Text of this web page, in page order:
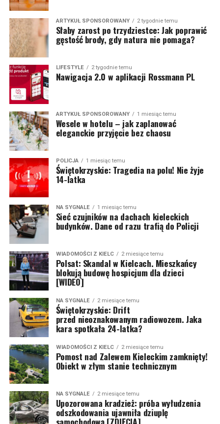
ARTYKUŁ SPONSOROWANY 2 tygodnie temu
Słaby zarost po trzydziestce: Jak poprawić
gęstość brody, gdy natura nie pomaga?
LIFESTYLE 2 tygodnie temu
Nawigacja 2.0 w aplikacji Rossmann PL
ARTYKUŁ SPONSOROWANY 1 miesiąc temu
Wesele w hotelu – jak zaplanować
eleganckie przyjęcie bez chaosu
POLICJA 1 miesiąc temu
Świętokrzyskie: Tragedia na polu! Nie żyje
14-latka
NA SYGNALE 1 miesiąc temu
Sieć czujników na dachach kieleckich
budynków. Dane od razu trafią do Policji
WIADOMOŚCI Z KIELC 2 miesiące temu
Polsat: Skandal w Kielcach. Mieszkańcy
blokują budowę hospicjum dla dzieci
[WIDEO]
NA SYGNALE 2 miesiące temu
Świętokrzyskie: Drift
przed nieoznakowanym radiowozem. Jaka
kara spotkała 24-latka?
WIADOMOŚCI Z KIELC 2 miesiące temu
Pomost nad Zalewem Kieleckim zamknięty!
Obiekt w złym stanie technicznym
NA SYGNALE 2 miesiące temu
Upozorowana kradzież: próba wyłudzenia
odszkodowania ujawniła dziuplę